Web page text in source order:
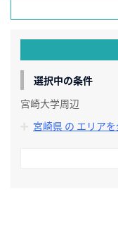
選択中の条件
宮崎大学周辺
宮崎県 の エリア